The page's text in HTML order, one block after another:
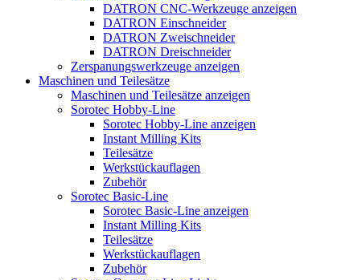
DATRON CNC-Werkzeuge anzeigen
DATRON Einschneider
DATRON Zweischneider
DATRON Dreischneider
Zerspanungswerkzeuge anzeigen
Maschinen und Teilesätze
Maschinen und Teilesätze anzeigen
Sorotec Hobby-Line
Sorotec Hobby-Line anzeigen
Instant Milling Kits
Teilesätze
Werkstückauflagen
Zubehör
Sorotec Basic-Line
Sorotec Basic-Line anzeigen
Instant Milling Kits
Teilesätze
Werkstückauflagen
Zubehör